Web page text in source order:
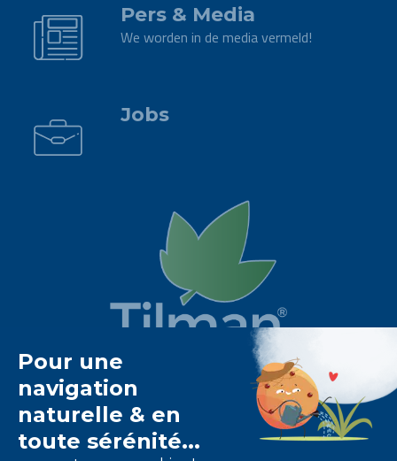
Pers & Media
We worden in de media vermeld!
Jobs
Het Tilman laboratorium is
gespecialiseerd in
fytotherapie
Het biedt unatuurlijke oplossingen op basis van
planten